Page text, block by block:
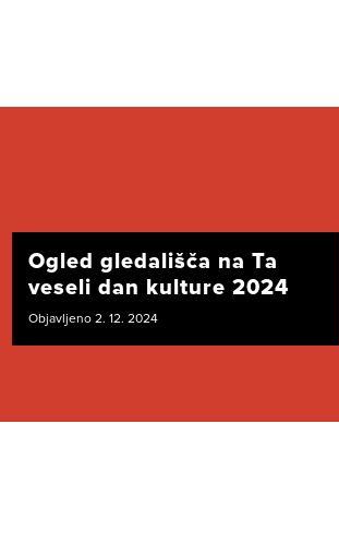
Ogled gledališča na Ta
veseli dan kulture 2024
Objavljeno 2. 12. 2024